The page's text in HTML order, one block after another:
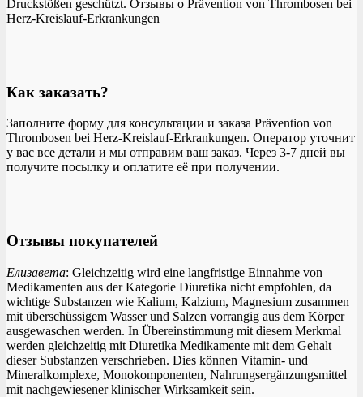
Druckstößen geschützt. Отзывы о Prävention von Thrombosen bei
Herz-Kreislauf-Erkrankungen
Как заказать?
Заполните форму для консультации и заказа Prävention von
Thrombosen bei Herz-Kreislauf-Erkrankungen. Оператор уточнит
у вас все детали и мы отправим ваш заказ. Через 3-7 дней вы
получите посылку и оплатите её при получении.
Отзывы покупателей
Елизавета: Gleichzeitig wird eine langfristige Einnahme von
Medikamenten aus der Kategorie Diuretika nicht empfohlen, da
wichtige Substanzen wie Kalium, Kalzium, Magnesium zusammen
mit überschüssigem Wasser und Salzen vorrangig aus dem Körper
ausgewaschen werden. In Übereinstimmung mit diesem Merkmal
werden gleichzeitig mit Diuretika Medikamente mit dem Gehalt
dieser Substanzen verschrieben. Dies können Vitamin- und
Mineralkomplexe, Monokomponenten, Nahrungsergänzungsmittel
mit nachgewiesener klinischer Wirksamkeit sein.